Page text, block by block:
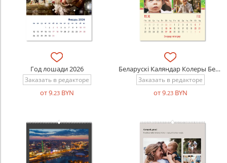
Год лошади 2026
Заказать в редакторе
от 9.23BYN
Беларускi Каляндар Колеры Беларусi
Заказать в редакторе
от 9.23BYN